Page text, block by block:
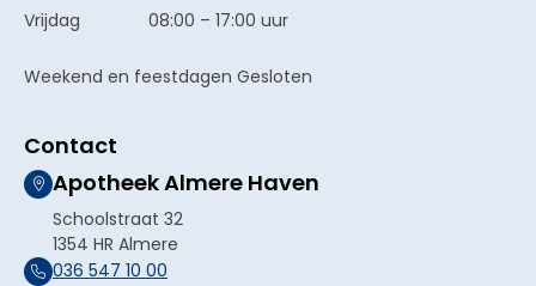
Vrijdag 08:00 – 17:00 uur
Weekend en feestdagen Gesloten
Contact
Apotheek Almere Haven
Schoolstraat 32
1354 HR Almere
036 547 10 00